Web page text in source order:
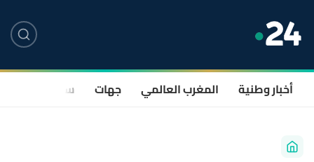
أخبار وطنية المغرب العالمي جهات سياسة